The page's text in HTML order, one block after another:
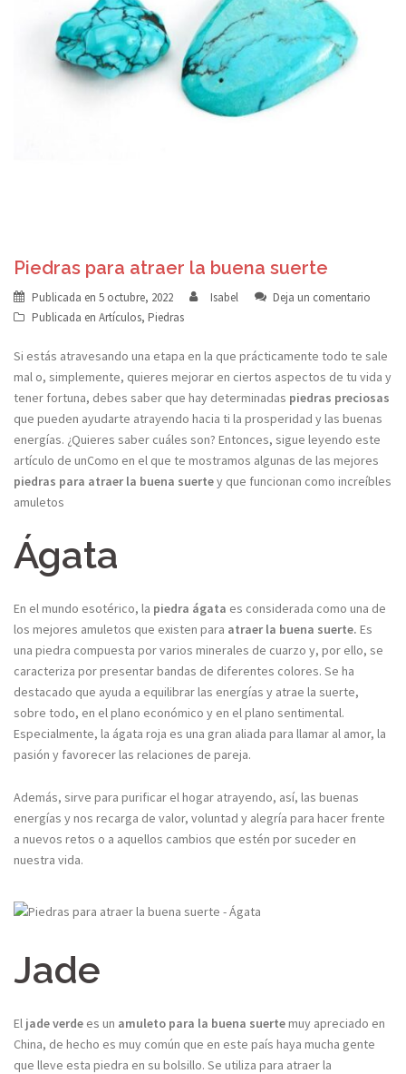
Piedras para atraer la buena suerte
Publicada en 5 octubre, 2022 Isabel
Deja un comentario
Publicada en Artículos, Piedras
Si estás atravesando una etapa en la que prácticamente todo te sale
mal o, simplemente, quieres mejorar en ciertos aspectos de tu vida y
tener fortuna, debes saber que hay determinadas piedras preciosas
que pueden ayudarte atrayendo hacia ti la prosperidad y las buenas
energías. ¿Quieres saber cuáles son? Entonces, sigue leyendo este
artículo de unComo en el que te mostramos algunas de las mejores
piedras para atraer la buena suertey que funcionan como increíbles
amuletos
Ágata
En el mundo esotérico, la piedra ágata es considerada como una de
los mejores amuletos que existen para atraer la buena suerte. Es
una piedra compuesta por varios minerales de cuarzo y, por ello, se
caracteriza por presentar bandas de diferentes colores. Se ha
destacado que ayuda a equilibrar las energías y atrae la suerte,
sobre todo, en el plano económico y en el plano sentimental.
Especialmente, la ágata roja es una gran aliada para llamar al amor, la
pasión y favorecer las relaciones de pareja.
Además, sirve para purificar el hogar atrayendo, así, las buenas
energías y nos recarga de valor, voluntad y alegría para hacer frente
a nuevos retos o a aquellos cambios que estén por suceder en
nuestra vida.
Jade
El jadeverde es un amuleto para la buena suertemuy apreciado en
China, de hecho es muy común que en este país haya mucha gente
que lleve esta piedra en su bolsillo. Se utiliza para atraer la